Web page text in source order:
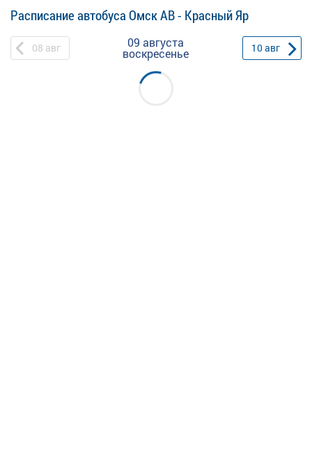
Расписание автобуса Омск АВ - Красный Яр
08 авг 09 августа
воскресенье 10авг